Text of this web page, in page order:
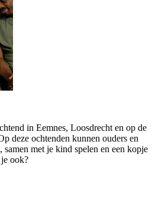
in Eemnes, Loosdrecht en op de
deze ochtenden kunnen ouders en
samen met je kind spelen en een kopje
ook?